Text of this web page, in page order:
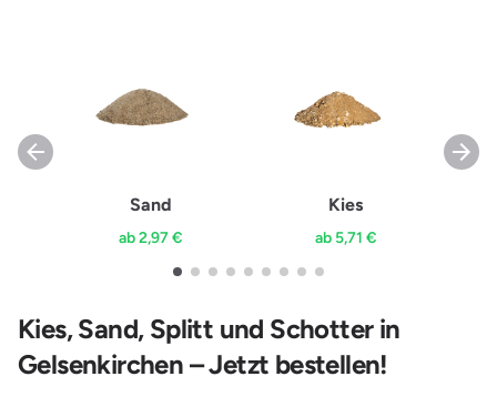
Sand
ab 2,97 €
Kies
ab 5,71 €
Kies, Sand, Splitt und Schotter in
Gelsenkirchen – Jetzt bestellen!